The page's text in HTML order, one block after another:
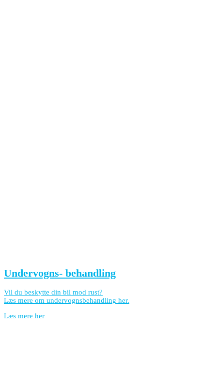
Undervogns- behandling
Vil du beskytte din bil mod rust?
Læs mere om undervognsbehandling her.
Læs mere her